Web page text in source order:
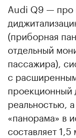
Audi Q9 — про
(приборная
отдельный
пассажира),
с
проекционный
реальностью,
«панорама» в
составляет 1,5